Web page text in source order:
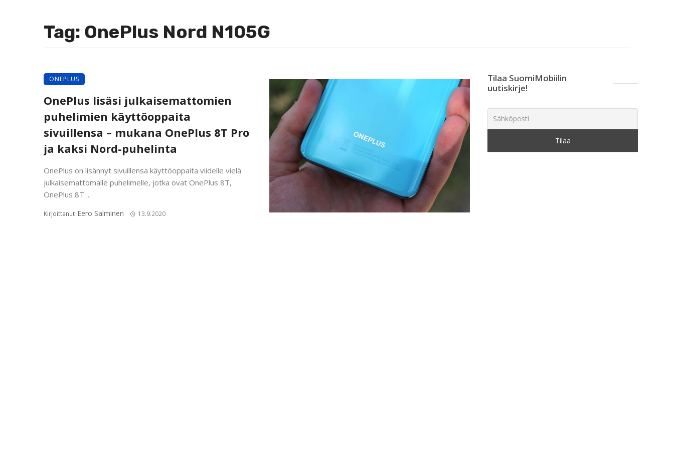
Tag: OnePlus Nord N105G
ONEPLUS
OnePlus lisäsi julkaisemattomien
puhelimien käyttöoppaita
sivuillensa – mukana OnePlus 8T Pro
ja kaksi Nord-puhelinta
OnePlus on lisännyt sivuillensa käyttöoppaita viidelle vielä
julkaisemattomalle puhelimelle, jotka ovat OnePlus 8T,
OnePlus 8T ...
Kirjoittanut Eero Salminen 13.9.2020
Tilaa SuomiMobiilin
uutiskirje!